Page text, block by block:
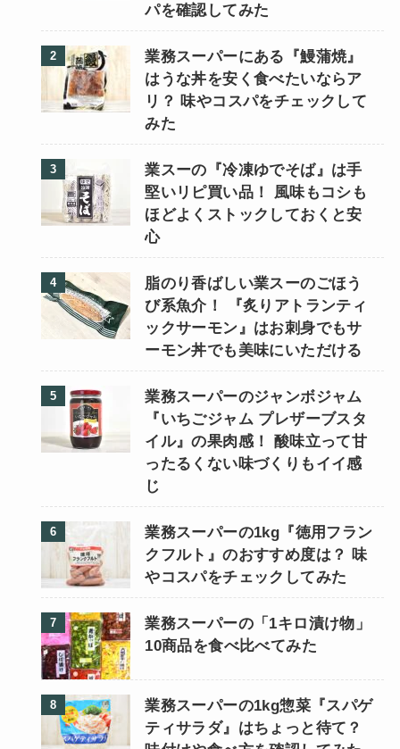
パを確認してみた
業務スーパーにある『鰻蒲焼』
はうな丼を安く食べたいならア
リ？ 味やコスパをチェックして
みた
業スーの『冷凍ゆでそば』は手
堅いリピ買い品！ 風味もコシも
ほどよくストックしておくと安
心
脂のり香ばしい業スーのごほう
び系魚介！ 『炙りアトランティ
ックサーモン』はお刺身でもサ
ーモン丼でも美味にいただける
業務スーパーのジャンボジャム
『いちごジャム プレザーブスタ
イル』の果肉感！ 酸味立って甘
ったるくない味づくりもイイ感
じ
業務スーパーの1kg『徳用フラン
クフルト』のおすすめ度は？ 味
やコスパをチェックしてみた
業務スーパーの「1キロ漬け物」
10商品を食べ比べてみた
業務スーパーの1kg惣菜『スパゲ
ティサラダ』はちょっと待て？